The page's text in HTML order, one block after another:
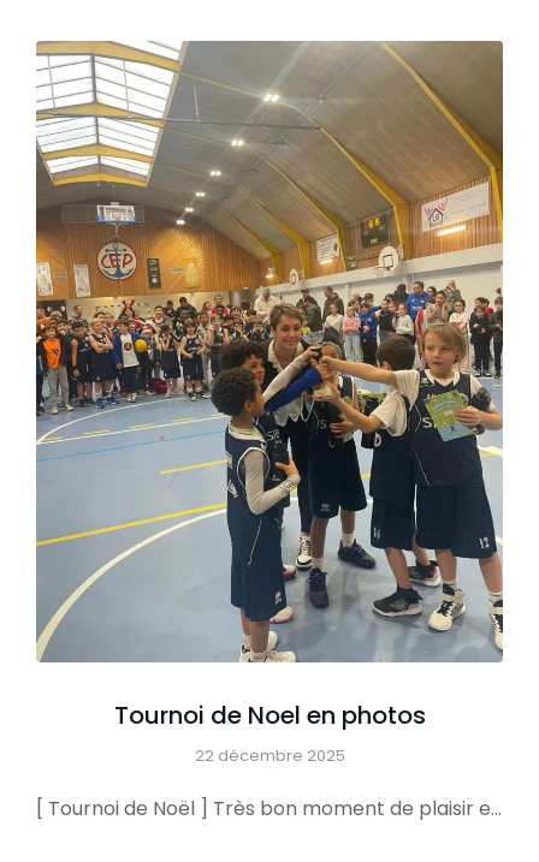
Tournoi de Noel en photos
22 décembre 2025
[ Tournoi de Noël ] Très bon moment de plaisir et de joie pour les 120 jeunes regroupés à Brisset samedi dernier avant de laisser place aux fêtes de fin d’année UN GRAND MERCI AUX CLUBS VOISINS POUR LEUR PARTICIPATION ET À TOUS NOS BÉNÉVOLES ET SALARIÉS